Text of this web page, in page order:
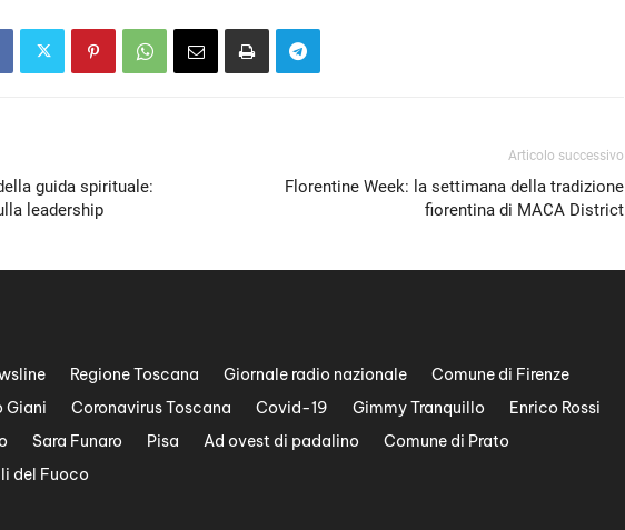
guida spirituale:
leadership
Articolo successivo
Florentine Week: la settimana della tradizione
fiorentina di MACA District
Regione Toscana Giornale radio nazionale
Comune di Firenze
Giani Coronavirus Toscana Covid-19 Gimmy Tranquillo
Enrico Rossi
Sara Funaro Pisa Ad ovest di padalino
Comune di Prato
del Fuoco